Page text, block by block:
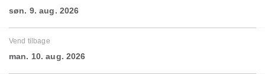
søn. 9. aug. 2026
Vend tilbage
man. 10. aug. 2026